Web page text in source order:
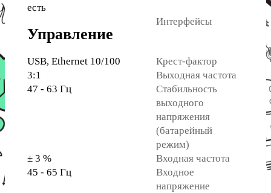
есть
Управление
Интерфейсы
USB, Ethernet 10/100
Крест-фактор
3:1
Выходная частота
47 - 63 Гц
Стабильность
выходного
напряжения
(батарейный
режим)
± 3 %
Входная частота
45 - 65 Гц
Входное
напряжение